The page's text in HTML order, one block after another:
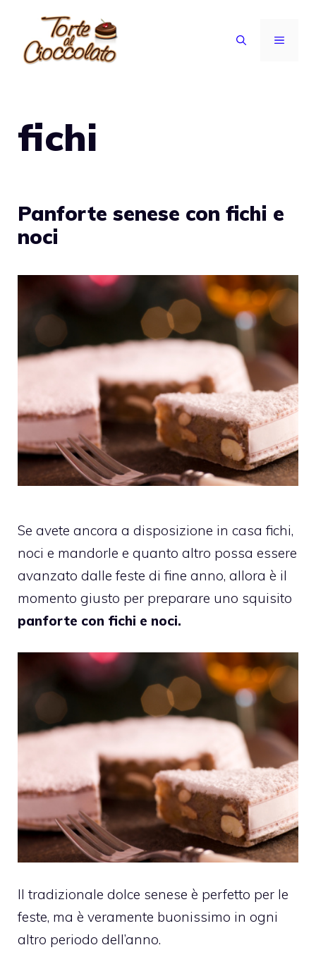
contenuto
MENU
fichi
Panforte senese con fichi e
noci
Se avete ancora a disposizione in casa fichi,
noci e mandorle e quanto altro possa essere
avanzato dalle feste di fine anno, allora è il
momento giusto per preparare uno squisito
panforte con fichi e noci.
Il tradizionale dolce senese è perfetto per le
feste, ma è veramente buonissimo in ogni
altro periodo dell’anno.